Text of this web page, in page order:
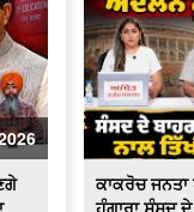
ਕਾਕਰੋਚ ਜਨਤਾ